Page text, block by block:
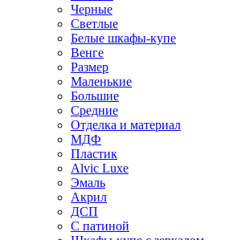
Черные
Светлые
Белые шкафы-купе
Венге
Размер
Маленькие
Большие
Средние
Отделка и материал
МДФ
Пластик
Alvic Luxe
Эмаль
Акрил
ДСП
С патиной